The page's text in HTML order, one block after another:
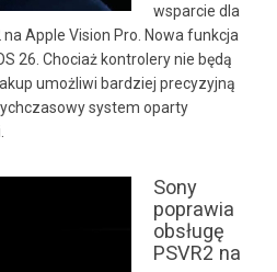
wsparcie dla
Apple Vision Pro. Nowa funkcja
26. Chociaż kontrolery nie będą
umożliwi bardziej precyzyjną
system oparty
Sony
poprawia
obsługę
PSVR2 na